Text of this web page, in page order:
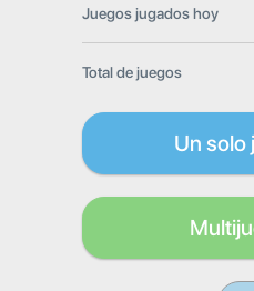
Juegos jugados hoy
Total de juegos
Un solo